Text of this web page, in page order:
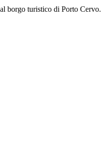
borgo turistico di Porto Cervo.